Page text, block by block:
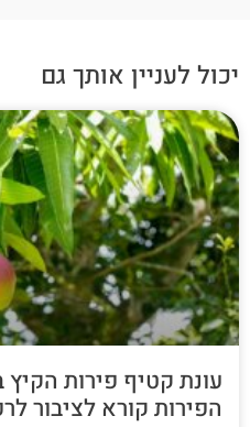
יכול לעניין אותך גם
עונת קטיף פירות
הפירות קורא לציבור